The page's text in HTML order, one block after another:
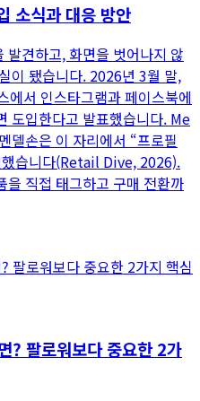
소식과 대응 방안
발견하고, 화면을 벗어나지 않
이 됐습니다. 2026년 3월 말,
서 인스타그램과 페이스북에
도입한다고 발표했습니다. Me
델손은 이 자리에서 “프로필
했습니다(Retail Dive, 2026).
을 직접 태그하고 구매 전환까
? 팔로워보다 중요한 2가